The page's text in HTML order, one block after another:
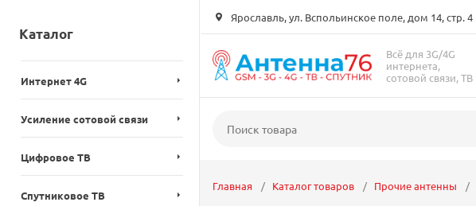
Ярославль, ул. Вспольинское поле, дом 14, стр. 4
Всё для 3G/4G
интернета,
сотовой связи, ТВ
Каталог
Интернет 4G
Усиление сотовой связи
Цифровое ТВ
Спутниковое ТВ
Главная Каталог товаров Прочие антенны